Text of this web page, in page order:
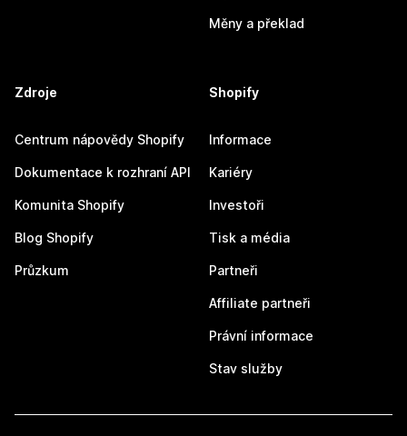
Měny a překlad
Zdroje
Centrum nápovědy Shopify
Dokumentace k rozhraní API
Komunita Shopify
Blog Shopify
Průzkum
Shopify
Informace
Kariéry
Investoři
Tisk a média
Partneři
Affiliate partneři
Právní informace
Stav služby